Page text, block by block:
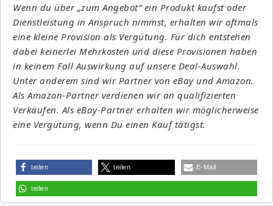
Wenn du über „zum Angebot“ ein Produkt kaufst oder
Dienstleistung in Anspruch nimmst, erhalten wir oftmals
eine kleine Provision als Vergütung. Für dich entstehen
dabei keinerlei Mehrkosten und diese Provisionen haben
in keinem Fall Auswirkung auf unsere Deal-Auswahl.
Unter anderem sind wir Partner von eBay und Amazon.
Als Amazon-Partner verdienen wir an qualifizierten
Verkäufen. Als eBay-Partner erhalten wir möglicherweise
eine Vergütung, wenn Du einen Kauf tätigst.
teilen teilen E-Mail
teilen